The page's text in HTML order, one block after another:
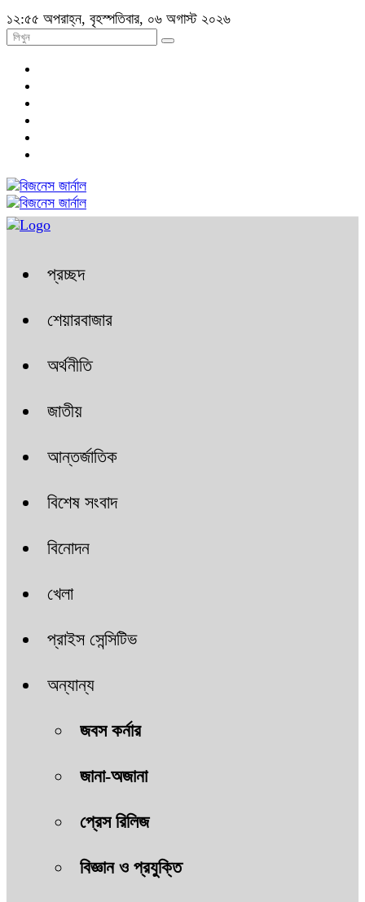
১২:৫৫ অপরাহ্ন, বৃহস্পতিবার, ০৬ অগাস্ট ২০২৬
প্রচ্ছদ
শেয়ারবাজার
অর্থনীতি
জাতীয়
আন্তর্জাতিক
বিশেষ সংবাদ
বিনোদন
খেলা
প্রাইস সেন্সিটিভ
অন্যান্য
জবস কর্নার
জানা-অজানা
প্রেস রিলিজ
বিজ্ঞান ও প্রযুক্তি